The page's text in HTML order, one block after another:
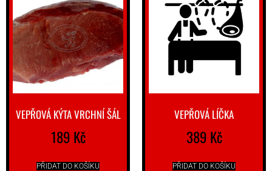
VEPŘOVÁ KÝTA VRCHNÍ ŠÁL
189 Kč
PŘIDAT DO KOŠÍKU
VEPŘOVÁ LÍČKA
389 Kč
PŘIDAT DO KOŠÍKU